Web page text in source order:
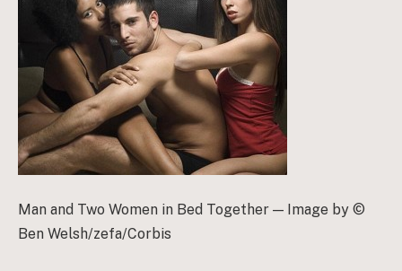
Man and Two Women in Bed Together — Image by ©
Ben Welsh/zefa/Corbis